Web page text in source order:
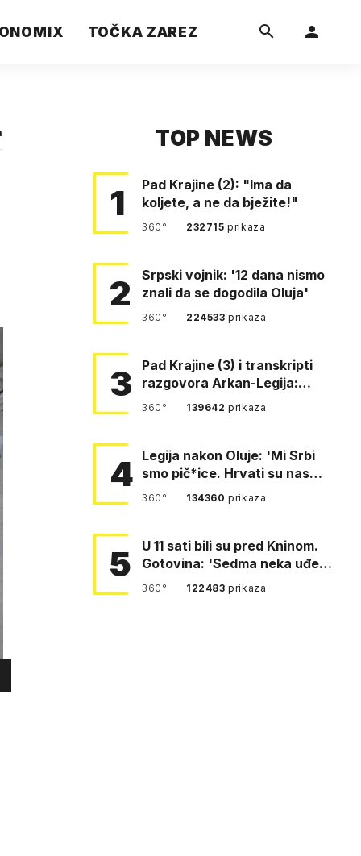
TOČKA ZAREZ
TOP NEWS
1
Pad Krajine (2): "Ima da
koljete, a ne da bježite!"
360° 232715prikaza
2
Srpski vojnik: '12 dana nismo
znali da se dogodila Oluja'
360° 224533prikaza
3
Pad Krajine (3) i transkripti
razgovora Arkan-Legija:
'Čujem, prelazite ustašam…
360° 139642prikaza
4 Legija nakon Oluje: 'Mi Srbi
smo pič*ice. Hrvati su nas
pomeli!'
360° 134360prikaza
5
U 11 sati bili su pred Kninom.
Gotovina: 'Sedma neka uđe,
4. gardijska neka g…
360° 122483prikaza